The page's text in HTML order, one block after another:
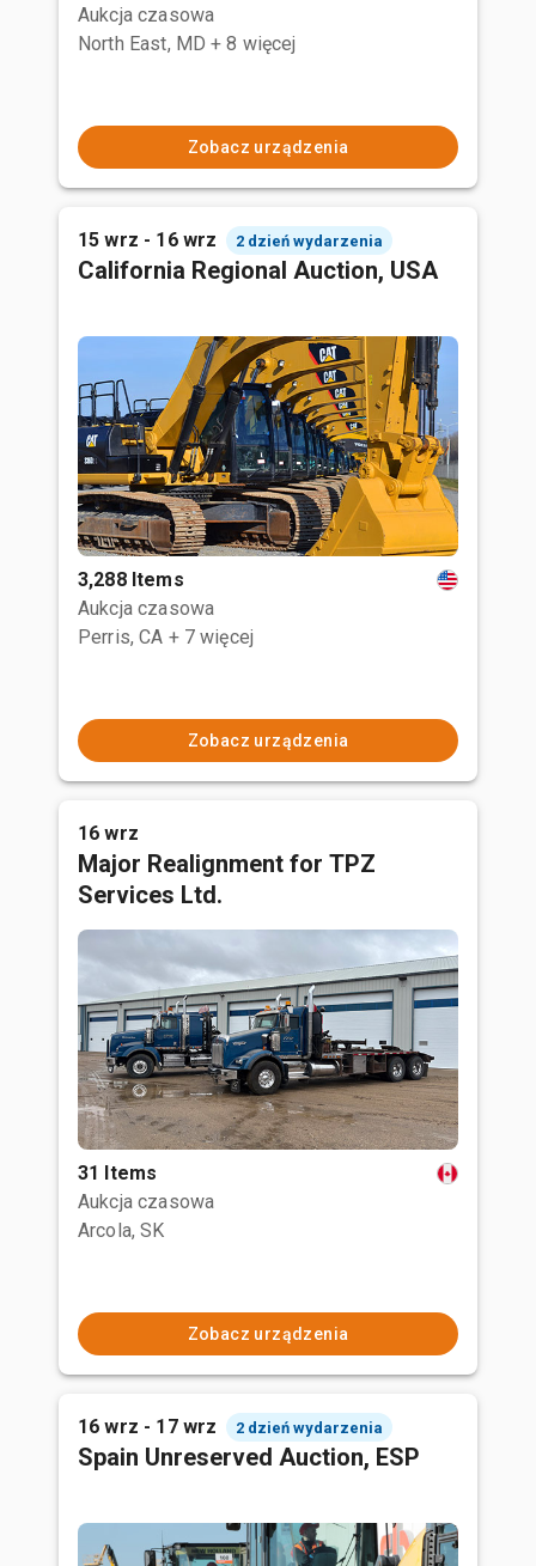
Aukcja czasowa
North East, MD + 8 więcej
Zobacz urządzenia
15 wrz - 16 wrz 2 dzień wydarzenia
California Regional Auction, USA
3,288 Items
Aukcja czasowa
Perris, CA + 7 więcej
Zobacz urządzenia
16 wrz
Major Realignment for TPZ
Services Ltd.
31 Items
Aukcja czasowa
Arcola, SK
Zobacz urządzenia
16 wrz - 17 wrz 2 dzień wydarzenia
Spain Unreserved Auction, ESP